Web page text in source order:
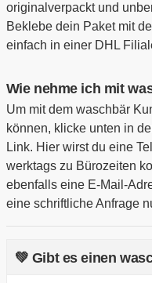
originalverpackt und
Beklebe dein Paket mit
einfach in einer DHL
Wie nehme ich mit
Um mit dem waschbär
können, klicke unten in
Link. Hier wirst du eine
werktags zu Bürozeiten
ebenfalls eine E-Mail-
eine schriftliche Anfrage
💚 Gibt es einen